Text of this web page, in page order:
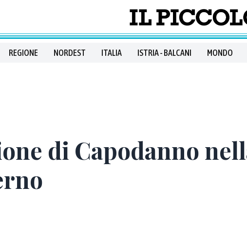
REGIONE NORDEST ITALIA ISTRIA - BALCANI MONDO
di Capodanno